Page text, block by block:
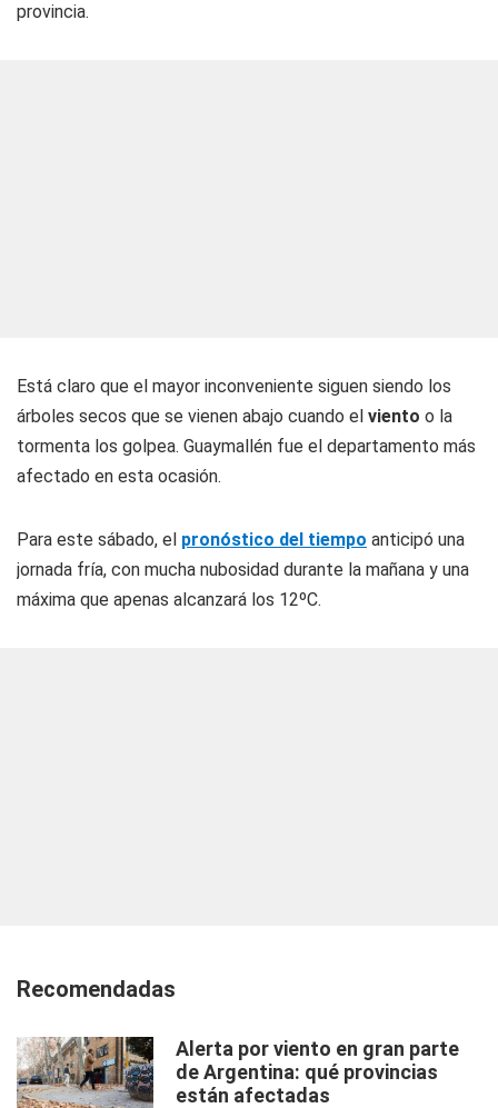
provincia.
Está claro que el mayor inconveniente siguen siendo los
árboles secos que se vienen abajo cuando el viento o la
tormenta los golpea. Guaymallén fue el departamento más
afectado en esta ocasión.
Para este sábado, el pronóstico del tiempo anticipó una
jornada fría, con mucha nubosidad durante la mañana y una
máxima que apenas alcanzará los 12ºC.
Recomendadas
Alerta por viento en gran parte
de Argentina: qué provincias
están afectadas